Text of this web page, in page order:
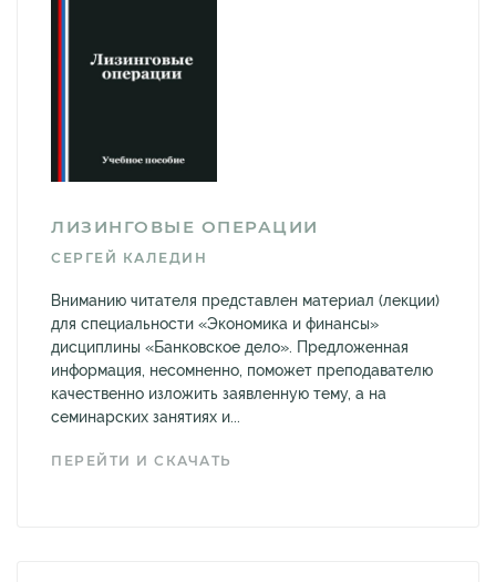
ЛИЗИНГОВЫЕ ОПЕРАЦИИ
СЕРГЕЙ КАЛЕДИН
Вниманию читателя представлен материал (лекции)
для специальности «Экономика и финансы»
дисциплины «Банковское дело». Предложенная
информация, несомненно, поможет преподавателю
качественно изложить заявленную тему, а на
семинарских занятиях и...
ПЕРЕЙТИ И СКАЧАТЬ